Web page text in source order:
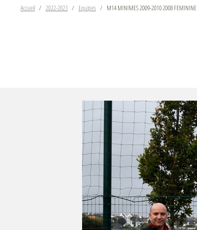
Accueil 2022-2023 Equipes M14 MINIMES 2009-2010 2008 FEMININE